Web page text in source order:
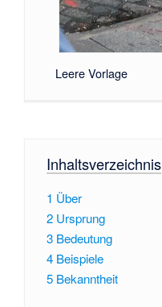
Leere Vorlage
Inhaltsverzeichnis[
1 Über
2 Ursprung
3 Bedeutung
4 Beispiele
5 Bekanntheit